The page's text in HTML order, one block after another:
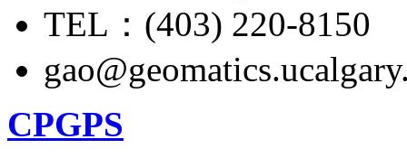
TEL：(403) 220-8150
CPGPS